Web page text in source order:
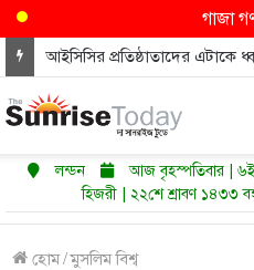
গাজা
লন্ডন
আজ বৃহস্পতিবার |
হিজরী | ২২শে শ্রাবণ ১৪৩৩
হোম/মুসলিম বিশ্ব